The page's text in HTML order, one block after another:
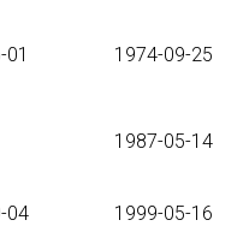
01 1974-09-25
1987-05-14
04 1999-05-16